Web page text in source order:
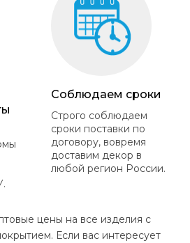
Соблюдаем сроки
Строго соблюдаем
сроки поставки по
договору, вовремя
доставим декор в
любой регион России.
цены на все изделия с
Если вас интересует